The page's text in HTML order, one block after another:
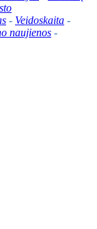
- Veidoskaita -
naujienos -